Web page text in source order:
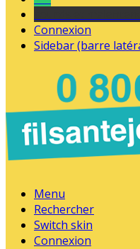
Connexion
Sidebar (barre
Menu
Rechercher
Switch skin
Connexion